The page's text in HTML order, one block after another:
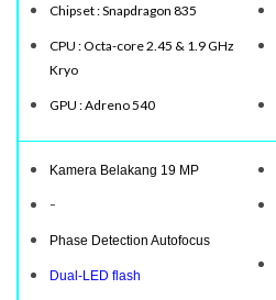
Chipset : Snapdragon 835
CPU : Octa-core 2.45 & 1.9 GHz
Kryo
GPU : Adreno 540
Kamera Belakang 19 MP
-
Phase Detection Autofocus
Dual-LED flash